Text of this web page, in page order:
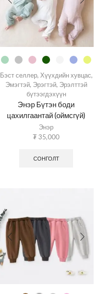
Бэст селлер, Хүүхдийн хувцас,
Эмэгтэй, Эрэгтэй, Эрэлттэй
бүтээгдэхүүн
Энэр Бүтэн боди
цахилгаантай (оймсгүй)
Энэр
₮ 35,000
СОНГОЛТ